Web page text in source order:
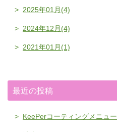
2025年01月(4)
2024年12月(4)
2021年01月(1)
最近の投稿
KeePerコーティングメニュー